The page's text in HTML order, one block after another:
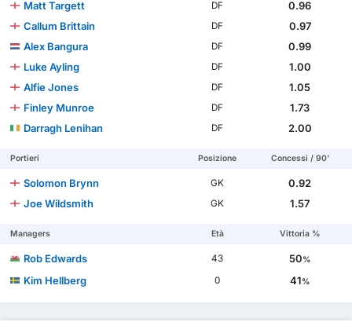
Matt Targett DF
0.96
Callum Brittain
DF
0.97
Alex Bangura
DF
0.99
Luke Ayling
DF
1.00
Alfie Jones
DF
1.05
Finley Munroe
DF
1.73
Darragh Lenihan
DF 2.00
Portieri Posizione Concessi / 90'
Solomon Brynn GK
0.92
Joe Wildsmith
GK 1.57
Managers Età Vittoria %
Rob Edwards 43 50%
Kim Hellberg 0 41%